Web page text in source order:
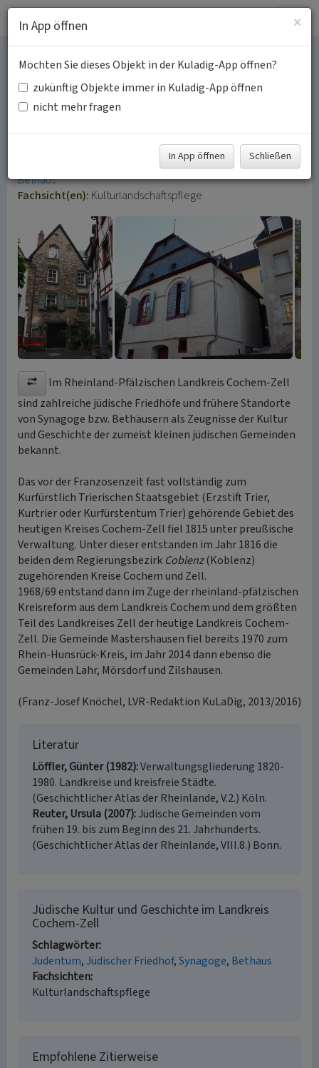
Jüdische Kultur und
Geschichte im Landkreis
Cochem-Zell
Jüdischer Friedhof Synagoge
Bethaus
Fachsicht(en): Kulturlandschaftspflege
Im Rheinland-Pfälzischen Landkreis Cochem-Zell
sind zahlreiche jüdische Friedhöfe und frühere Standorte
von Synagoge bzw. Bethäusern als Zeugnisse der Kultur
und Geschichte der zumeist kleinen jüdischen Gemeinden
bekannt.
Das vor der Franzosenzeit fast vollständig zum
Kurfürstlich Trierischen Staatsgebiet (Erzstift Trier,
Kurtrier oder Kurfürstentum Trier) gehörende Gebiet des
heutigen Kreises Cochem-Zell fiel 1815 unter preußische
Verwaltung. Unter dieser entstanden im Jahr 1816 die
beiden dem Regierungsbezirk Coblenz(Koblenz)
zugehörenden Kreise Cochem und Zell.
1968/69 entstand dann im Zuge der rheinland-pfälzischen
Kreisreform aus dem Landkreis Cochem und dem größten
Teil des Landkreises Zell der heutige Landkreis Cochem-
Zell. Die Gemeinde Mastershausen fiel bereits 1970 zum
Rhein-Hunsrück-Kreis, im Jahr 2014 dann ebenso die
Gemeinden Lahr, Mörsdorf und Zilshausen.
(Franz-Josef Knöchel, LVR-Redaktion KuLaDig, 2013/2016)
Literatur
Löffler, Günter (1982) Verwaltungsgliederung 1820-
1980. Landkreise und kreisfreie Städte.
(Geschichtlicher Atlas der Rheinlande, V.2.) Köln.
Reuter, Ursula (2007) Jüdische Gemeinden vom
frühen 19. bis zum Beginn des 21. Jahrhunderts.
(Geschichtlicher Atlas der Rheinlande, VIII.8.) Bonn.
Jüdische Kultur und Geschichte im Landkreis
Cochem-Zell
Schlagwörter
Judentum Jüdischer Friedhof Synagoge Bethaus
Fachsichten
Kulturlandschaftspflege
Empfohlene Zitierweise
×
In App öffnen
Möchten Sie dieses Objekt in der Kuladig-App öffnen?
zukünftig Objekte immer in Kuladig-App öffnen
nicht mehr fragen
In App öffnen Schließen